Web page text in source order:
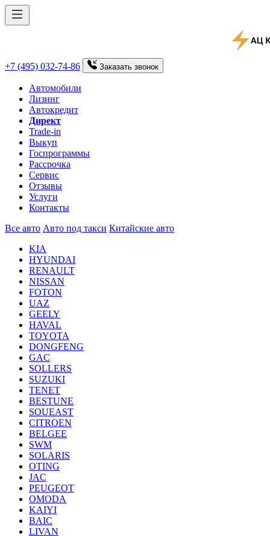
+7 (495) 032-74-86 Заказать звонок
Автомобили
Лизинг
Автокредит
Директ
Trade-in
Выкуп
Госпрограммы
Рассрочка
Сервис
Отзывы
Услуги
Контакты
Все авто Авто под такси Китайские авто
KIA
HYUNDAI
RENAULT
NISSAN
FOTON
UAZ
GEELY
HAVAL
TOYOTA
DONGFENG
GAC
SOLLERS
SUZUKI
TENET
BESTUNE
SOUEAST
CITROEN
BELGEE
SWM
SOLARIS
OTING
JAC
PEUGEOT
OMODA
KAIYI
BAIC
LIVAN